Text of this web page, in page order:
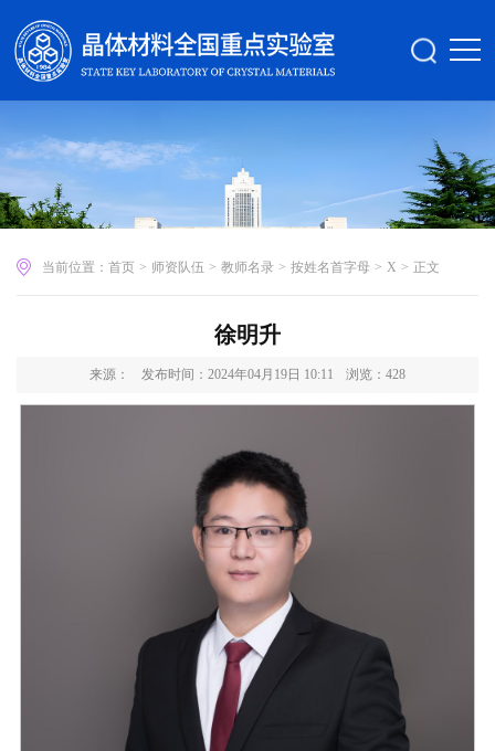
当前位置： 首页 > 师资队伍 > 教师名录 > 按姓名首字母 > X > 正文
徐明升
来源： 发布时间：2024年04月19日 10:11 浏览： 428